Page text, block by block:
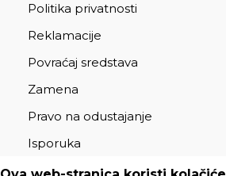
Politika privatnosti
Reklamacije
Povraćaj sredstava
Zamena
Pravo na odustajanje
Isporuka